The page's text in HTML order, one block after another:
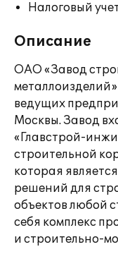
Налоговый
Описание
ОАО «Завод
ведущих
Москвы. Завод
«Главстрой-
строительной
которая
решений для
объектов любой
себя комплекс
и строительно-